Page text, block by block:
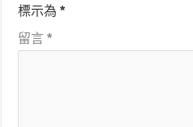
標示為*
留言*